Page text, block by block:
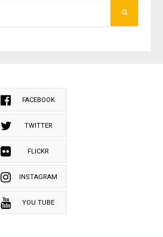
FACEBOOK
TWITTER
FLICKR
INSTAGRAM
YOU TUBE